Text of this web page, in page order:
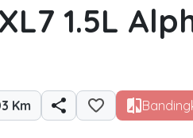
1.5L
Km